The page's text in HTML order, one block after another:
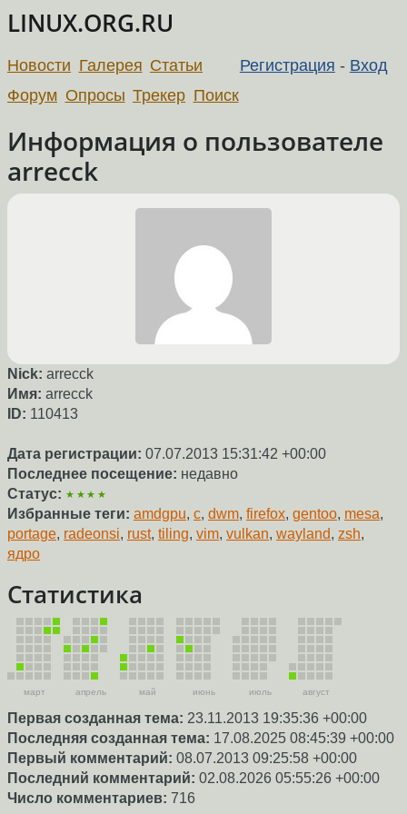
LINUX.ORG.RU
Регистрация - Вход
Новости Галерея Статьи
Форум Опросы Трекер Поиск
Информация о пользователе
arrecck
Nick: arrecck
Имя: arrecck
ID: 110413
Дата регистрации: 07.07.2013 15:31:42 +00:00
Последнее посещение: недавно
Статус: ★★★★
Избранные теги: amdgpu, c, dwm, firefox, gentoo, mesa,
portage, radeonsi, rust, tiling, vim, vulkan, wayland, zsh,
ядро
Статистика
март апрель май июнь июль август
Первая созданная тема: 23.11.2013 19:35:36 +00:00
Последняя созданная тема: 17.08.2025 08:45:39 +00:00
Первый комментарий: 08.07.2013 09:25:58 +00:00
Последний комментарий: 02.08.2026 05:55:26 +00:00
Число комментариев: 716